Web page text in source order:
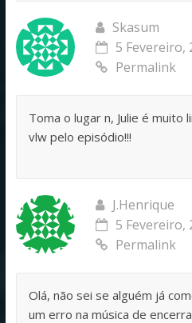
Skasum
5 Fevereiro,
Permalink
Toma o lugar n, Julie é muito
vlw pelo episódio!!!
J.Henrique
5 Fevereiro,
Permalink
Olá, não sei se alguém já
um erro na música de